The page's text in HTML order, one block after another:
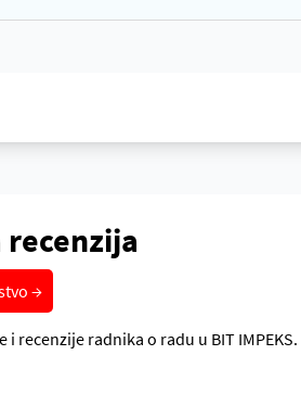
recenzija
→
i recenzije radnika o radu u BIT